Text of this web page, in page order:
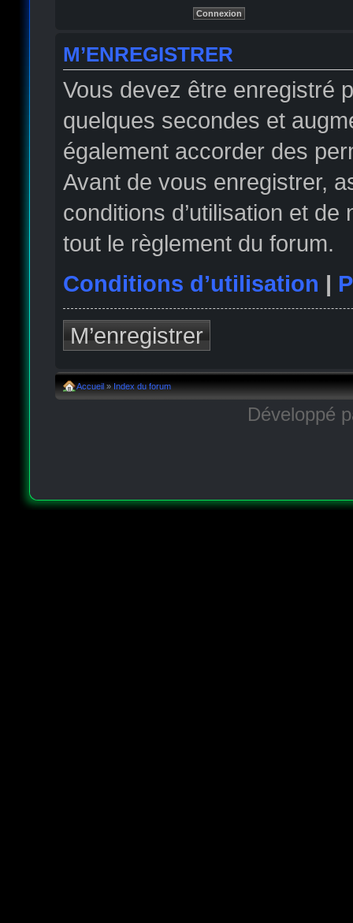
M’ENREGISTRER
Vous devez être enregistré
quelques secondes et
également accorder des
Avant de vous enregistrer,
conditions d’utilisation et
tout le règlement du forum.
Conditions d’utilisation |
M’enregistrer
Accueil » Index du forum
Développé